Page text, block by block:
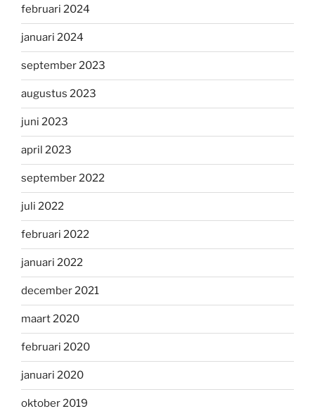
februari 2024
januari 2024
september 2023
augustus 2023
juni 2023
april 2023
september 2022
juli 2022
februari 2022
januari 2022
december 2021
maart 2020
februari 2020
januari 2020
oktober 2019